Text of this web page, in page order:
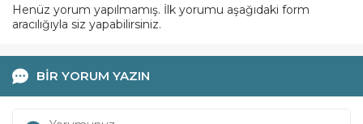
Henüz yorum yapılmamış. İlk yorumu aşağıdaki form
aracılığıyla siz yapabilirsiniz.
BİR YORUM YAZIN